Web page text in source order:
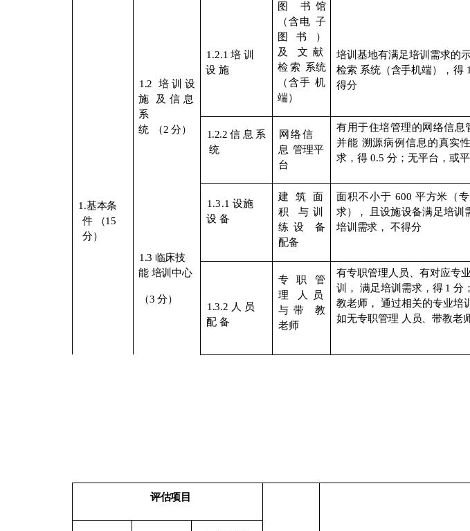
1.基本条
件
（15
分）
1.2
培训设
施
及信息
系
统
（2 分）
1.2.1 培 训
设 施
图
书馆
（含电 子
图书）
及
文献
检索 系统
（含手 机
端）
培训基地有满足培训需求的
检索 系统（含手机端）， 得 1
得分
1.2.2 信 息 系
统
网络信
息 管理平
台
有用于住培管理的网络信息
并能 溯源病例信息的真实
求，得 0.5 分；无平台，或
1.3 临床技
能 培训中心
（3 分）
1.3.1 设施
设 备
建筑面
积
与训
练设
备
配备
面积不小于 600 平方米（
求）， 且设施设备满足培训
培训需求，
不得分
1.3.2 人
员
配 备
专 职
管
理
人员
与带
教
老师
有专职管理人员、有对应专
训，
满足培训需求，得 1 分
教老师，
通过相关的专业培
如无专职管理 人员、带教老
评估项目